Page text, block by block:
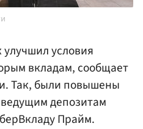
условия
вкладам, сообщает
Так, были повышены
депозитам
Прайм.